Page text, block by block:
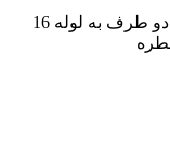
سه راه دریپردار(قطره چکان) سر کوچک از دو طرف به لوله 16